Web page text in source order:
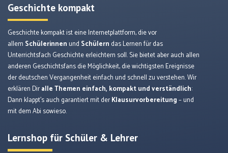
Geschichte kompakt
Geschichte kompakt ist eine Internetplattform, die vor
allem Schülerinnen und Schülern das Lernen für das
Unterrichtsfach Geschichte erleichtern soll. Sie bietet aber auch allen
anderen Geschichtsfans die Möglichkeit, die wichtigsten Ereignisse
der deutschen Vergangenheit einfach und schnell zu verstehen. Wir
erklären Diralle Themen einfach, kompakt und verständlich:
Dann klappt’s auch garantiert mit derKlausurvorbereitung– und
mit dem Abi sowieso.
Lernshop für Schüler & Lehrer